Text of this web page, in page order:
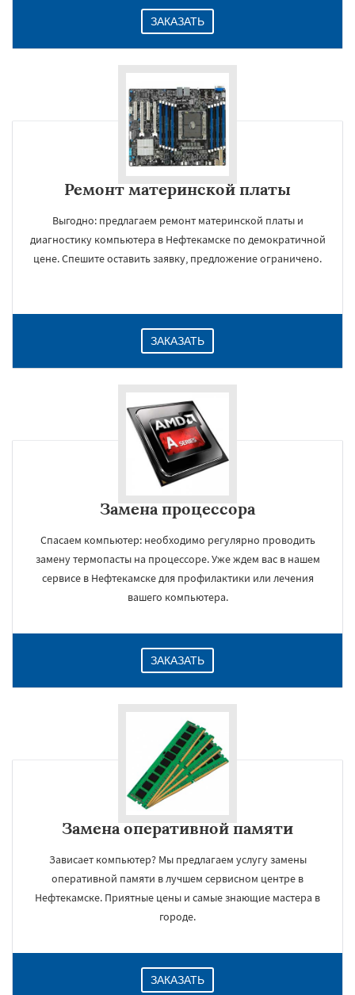
ЗАКАЗАТЬ
Ремонт материнской платы
Выгодно: предлагаем ремонт материнской платы и
диагностику компьютера в Нефтекамске по демократичной
цене. Спешите оставить заявку, предложение ограничено.
ЗАКАЗАТЬ
Замена процессора
Спасаем компьютер: необходимо регулярно проводить
замену термопасты на процессоре. Уже ждем вас в нашем
сервисе в Нефтекамске для профилактики или лечения
вашего компьютера.
ЗАКАЗАТЬ
Замена оперативной памяти
Зависает компьютер? Мы предлагаем услугу замены
оперативной памяти в лучшем сервисном центре в
Нефтекамске. Приятные цены и самые знающие мастера в
городе.
ЗАКАЗАТЬ